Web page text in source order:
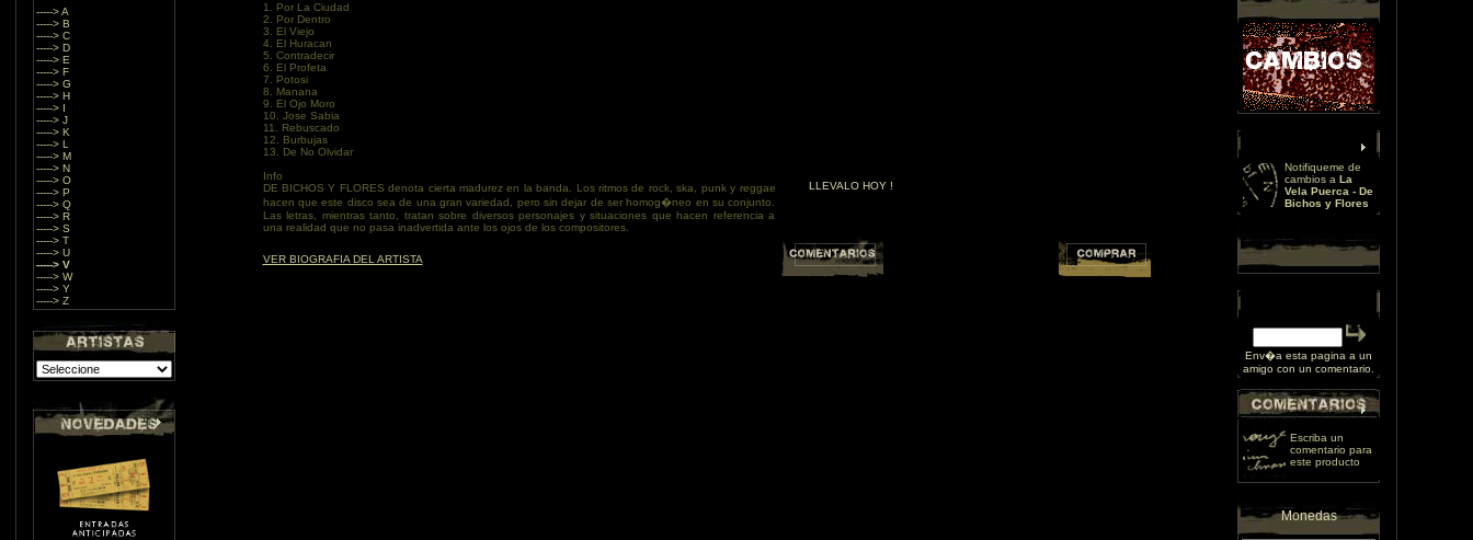
-----> A
-----> B
-----> C
-----> D
-----> E
-----> F
-----> G
-----> H
-----> I
-----> J
-----> K
-----> L
-----> M
-----> N
-----> O
-----> P
-----> Q
-----> R
-----> S
-----> T
-----> U
-----> V
-----> W
-----> Y
-----> Z
1. Por La Ciudad
2. Por Dentro
3. El Viejo
4. El Huracan
5. Contradecir
6. El Profeta
7. Potosi
8. Manana
9. El Ojo Moro
10. Jose Sabia
11. Rebuscado
12. Burbujas
13. De No Olvidar
Info
DE BICHOS Y FLORES denota cierta madurez en la banda. Los ritmos de rock, ska, punk y reggae
hacen que este disco sea de una gran variedad, pero sin dejar de ser homog�neo en su conjunto.
Las letras, mientras tanto, tratan sobre diversos personajes y situaciones que hacen referencia a
una realidad que no pasa inadvertida ante los ojos de los compositores.
LLEVALO HOY !
VER BIOGRAFIA DEL ARTISTA
Notifiqueme de
cambios a La
Vela Puerca - De
Bichos y Flores
Env�a esta pagina a un
amigo con un comentario.
Escriba un
comentario para
este producto
Monedas